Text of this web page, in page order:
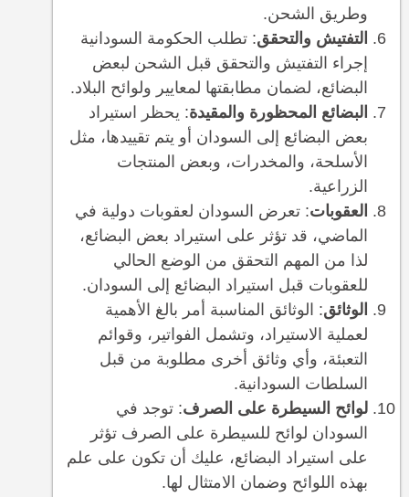
وطريق الشحن.
التفتيش والتحقق: تطلب الحكومة السودانية
إجراء التفتيش والتحقق قبل الشحن لبعض
البضائع، لضمان مطابقتها لمعايير ولوائح البلاد.
البضائع المحظورة والمقيدة: يحظر استيراد
بعض البضائع إلى السودان أو يتم تقييدها، مثل
الأسلحة، والمخدرات، وبعض المنتجات
الزراعية.
العقوبات: تعرض السودان لعقوبات دولية في
الماضي، قد تؤثر على استيراد بعض البضائع،
لذا من المهم التحقق من الوضع الحالي
للعقوبات قبل استيراد البضائع إلى السودان.
الوثائق: الوثائق المناسبة أمر بالغ الأهمية
لعملية الاستيراد، وتشمل الفواتير، وقوائم
التعبئة، وأي وثائق أخرى مطلوبة من قبل
السلطات السودانية.
لوائح السيطرة على الصرف: توجد في
السودان لوائح للسيطرة على الصرف تؤثر
على استيراد البضائع، عليك أن تكون على علم
بهذه اللوائح وضمان الامتثال لها.